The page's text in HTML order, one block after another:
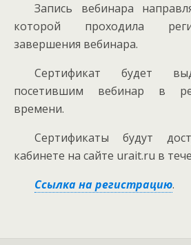
Запись вебинара
которой проходила
завершения вебинара.
Сертификат будет
посетившим вебинар в
времени.
Сертификаты будут
кабинете на сайте urait.ru в
Ссылка на регистрацию.